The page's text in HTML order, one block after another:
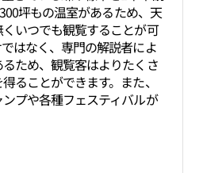
坪もの温室があるため、天
いつでも観覧することが可
はなく、専門の解説者によ
ため、観覧客はよりたくさ
ることができます。また、
プや各種フェスティバルが